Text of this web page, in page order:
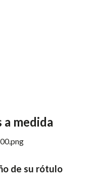
medida
de su rótulo